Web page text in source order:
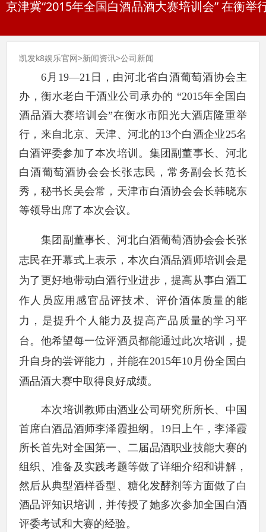
京津冀“2015年全国白酒品酒大赛培训会” 在衡举
凯发k8娱乐官网>新闻资讯>公司新闻
6 月19—21日，由河北省白酒葡萄酒协会主
办，衡水老白干酒业公司承办的 “2015年全国白
酒品酒大赛培训会”在衡水市阳光大酒店隆重举
行，来自北京、天津、河北的13个白酒企业25名
白酒评委参加了本次培训。集团副董事长、河北
白酒葡萄酒协会会长张志民，常务副会长范长
秀，秘书长吴会常，天津市白酒协会会长韩晓东
等领导出席了本次会议。
集团副董事长、河北白酒葡萄酒协会会长张
志民在开幕式上表示，本次白酒品酒师培训会是
为了更好地带动白酒行业进步，提高从事白酒工
作人员应用感官品评技术、评价酒体质量的能
力，是提升个人能力及提高产品质量的学习平
台。他希望每一位评酒员都能通过此次培训，提
升自身的尝评能力，并能在2015年10月份全国白
酒品酒大赛中取得良好成绩。
本次培训教师由酒业公司研究所所长、中国
首席白酒品酒师李泽霞担纲。19日上午，李泽霞
所长首先对全国第一、二届品酒职业技能大赛的
组织、准备及实践考题等做了详细介绍和讲解，
然后从典型酒样香型、糖化发酵剂等方面做了白
酒品评知识培训，并传授了她多次参加全国白酒
评委考试和大赛的经验。